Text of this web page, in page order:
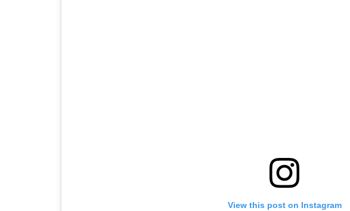
View this post on Instagram